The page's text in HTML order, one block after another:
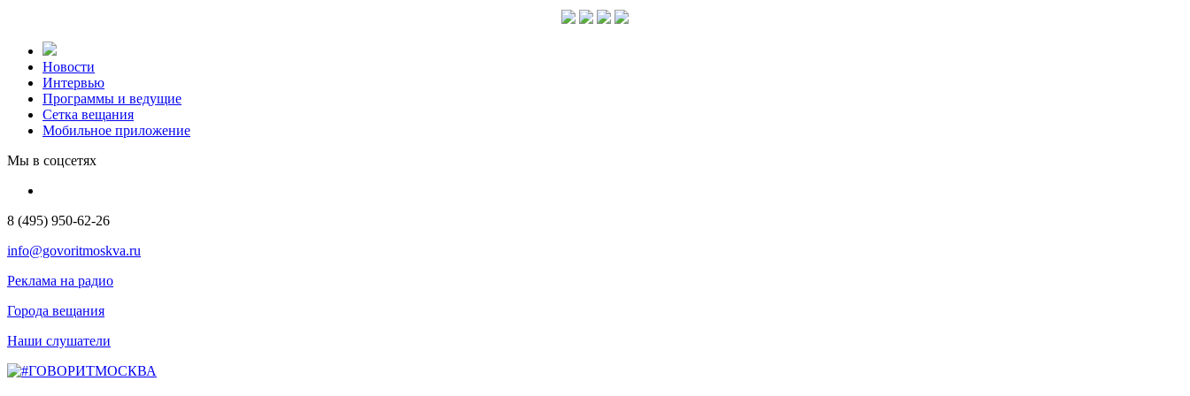
Новости
Интервью
Программы и ведущие
Сетка вещания
Мобильное приложение
Мы в соцсетях
8 (495) 950-62-26
info@govoritmoskva.ru
Реклама на радио
Города вещания
Наши слушатели